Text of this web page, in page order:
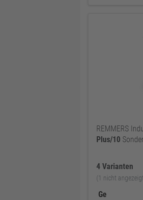
REMMERS
Plus/10
4 Varianten
(1 nicht
Ge